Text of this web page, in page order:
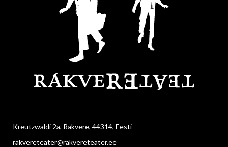
Kreutzwaldi 2a, Rakvere, 44314, Eesti
rakvereteater@rakvereteater.ee